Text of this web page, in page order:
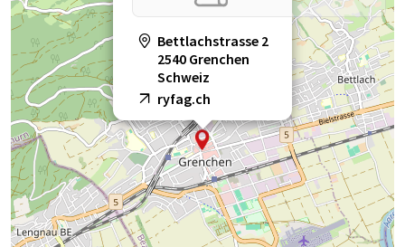
Bettlachstrasse 2
2540 Grenchen
Schweiz
ryfag.ch